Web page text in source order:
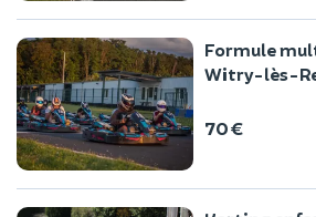
Formule
Witry-lès-
70 €